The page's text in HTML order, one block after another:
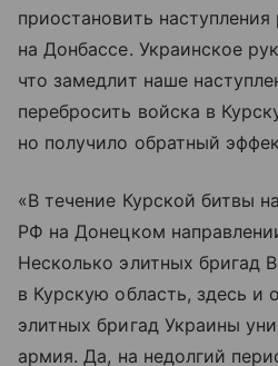
приостановить
на Донбассе. Украинское
что замедлит наше
перебросить войска в
но получило обратный
«В течение Курской битвы
РФ на Донецком
Несколько элитных бригад
в Курскую область, здесь и
элитных бригад Украины
армия. Да, на недолгий